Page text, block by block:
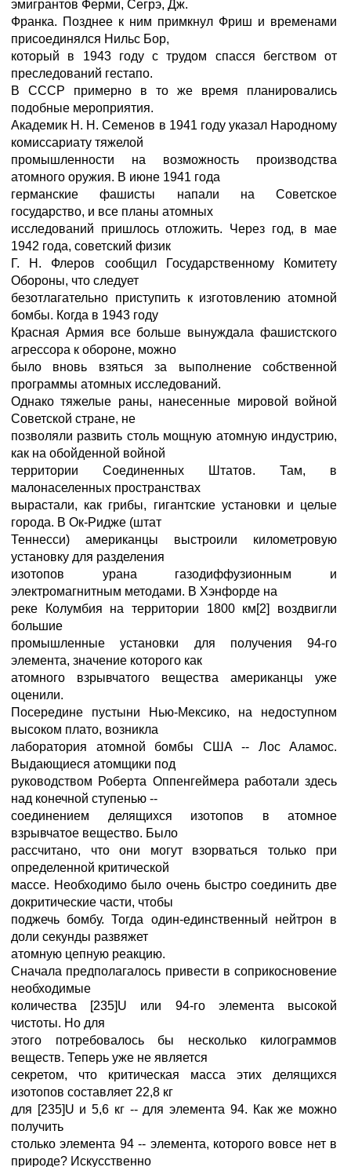
эмигрантов Ферми, Сегрэ, Дж.
Франка. Позднее к ним примкнул Фриш и временами
присоединялся Нильс Бор,
который в 1943 году с трудом спасся бегством от
преследований гестапо.
В СССР примерно в то же время планировались
подобные мероприятия.
Академик Н. Н. Семенов в 1941 году указал Народному
комиссариату тяжелой
промышленности на возможность производства
атомного оружия. В июне 1941 года
германские фашисты напали на Советское
государство, и все планы атомных
исследований пришлось отложить. Через год, в мае
1942 года, советский физик
Г. Н. Флеров сообщил Государственному Комитету
Обороны, что следует
безотлагательно приступить к изготовлению атомной
бомбы. Когда в 1943 году
Красная Армия все больше вынуждала фашистского
агрессора к обороне, можно
было вновь взяться за выполнение собственной
программы атомных исследований.
Однако тяжелые раны, нанесенные мировой войной
Советской стране, не
позволяли развить столь мощную атомную индустрию,
как на обойденной войной
территории Соединенных Штатов. Там, в
малонаселенных пространствах
вырастали, как грибы, гигантские установки и целые
города. В Ок-Ридже (штат
Теннесси) американцы выстроили километровую
установку для разделения
изотопов урана газодиффузионным и
электромагнитным методами. В Хэнфорде на
реке Колумбия на территории 1800 км[2] воздвигли
большие
промышленные установки для получения 94-го
элемента, значение которого как
атомного взрывчатого вещества американцы уже
оценили.
Посередине пустыни Нью-Мексико, на недоступном
высоком плато, возникла
лаборатория атомной бомбы США -- Лос Аламос.
Выдающиеся атомщики под
руководством Роберта Оппенгеймера работали здесь
над конечной ступенью --
соединением делящихся изотопов в атомное
взрывчатое вещество. Было
рассчитано, что они могут взорваться только при
определенной критической
массе. Необходимо было очень быстро соединить две
докритические части, чтобы
поджечь бомбу. Тогда один-единственный нейтрон в
доли секунды развяжет
атомную цепную реакцию.
Сначала предполагалось привести в соприкосновение
необходимые
количества [235]U или 94-го элемента высокой
чистоты. Но для
этого потребовалось бы несколько килограммов
веществ. Теперь уже не является
секретом, что критическая масса этих делящихся
изотопов составляет 22,8 кг
для [235]U и 5,6 кг -- для элемента 94. Как же можно
получить
столько элемента 94 -- элемента, которого вовсе нет в
природе? Искусственно